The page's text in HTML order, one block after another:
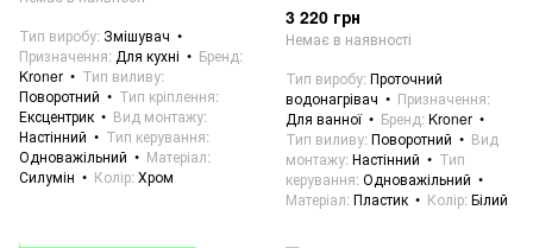
Тип виробу Змішувач
Призначення Для кухні
Бренд
Kroner
Тип виливу
Поворотний
Тип кріплення
Ексцентрик
Вид монтажу
Настінний
Тип керування
Одноважільний
Матеріал
Силумін
Колір Хром
3 220 грн
Немає в наявності
Тип виробу Проточний
водонагрівач
Призначення
Для ванної
Бренд Kroner
Тип виливу Поворотний
Вид
монтажу Настінний
Тип
керування Одноважільний
Матеріал Пластик Колір Білий